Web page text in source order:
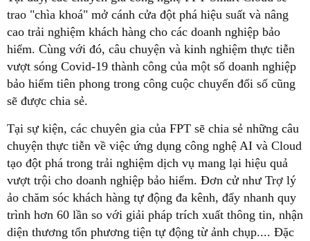
trao "chìa khoá" mở cánh cửa đột phá hiệu suất và nâng
cao trải nghiệm khách hàng cho các doanh nghiệp bảo
hiểm. Cùng với đó, câu chuyện và kinh nghiệm thực tiễn
vượt sóng Covid-19 thành công của một số doanh nghiệp
bảo hiểm tiên phong trong công cuộc chuyển đổi số cũng
sẽ được chia sẻ.
Tại sự kiện, các chuyên gia của FPT sẽ chia sẻ những câu
chuyện thực tiễn về việc ứng dụng công nghệ AI và Cloud
tạo đột phá trong trải nghiệm dịch vụ mang lại hiệu quả
vượt trội cho doanh nghiệp bảo hiểm. Đơn cử như Trợ lý
ảo chăm sóc khách hàng tự động đa kênh, đẩy nhanh quy
trình hơn 60 lần so với giải pháp trích xuất thông tin, nhận
diện thương tổn phương tiện tự động từ ảnh chụp.... Đặc